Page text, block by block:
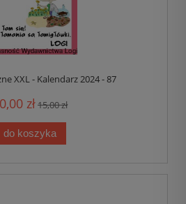
XXL - Kalendarz 2024 - 87
zł15,00 zł
do koszyka